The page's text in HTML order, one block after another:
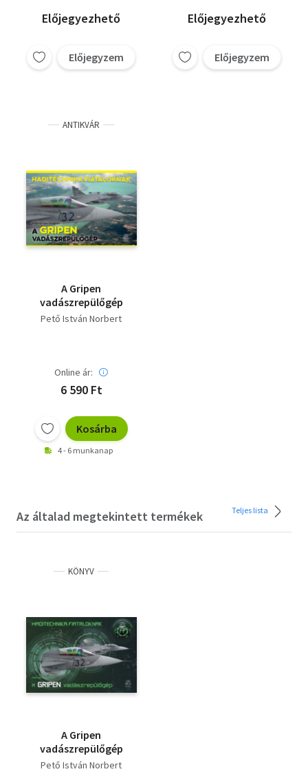
Előjegyezhető
Előjegyzem
Nagy László Balajti István
Pető István Norbert
Gyarmati Gábor
Előjegyezhető
Előjegyzem
ANTIKVÁR
A Gripen
vadászrepülőgép
Pető István Norbert
Online ár:
6 590 Ft
Kosárba
4 - 6 munkanap
Az általad megtekintett termékek Teljes lista
KÖNYV
A Gripen
vadászrepülőgép
Pető István Norbert